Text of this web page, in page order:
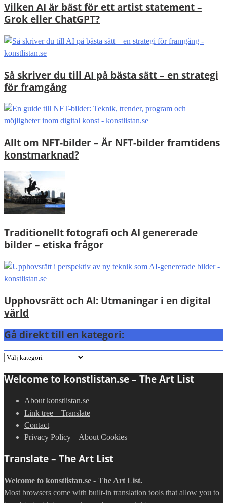
Vilken AI är bäst för ett artist statement –
Grok eller ChatGPT?
Så skriver du till AI på bästa sätt – en strategi
för framgång
Allt om NFT-bilder – Är NFT-bilder framtidens
konstmarknad?
Traditionellt fotografi och AI genererade
bilder – etiska frågor
Upphovsrätt och AI: Utmaningar i en digital
värld
Gå direkt till en kategori:
Gå
till
kategori:
Welcome to konstlistan.se – The Art List
About konstlistan.se
Link tree – Translate
Contact
Privacy Policy – About Cookies
Translate – The Art List
Welcome to konstlistan.se - The Art List.
Most browsers come with built-in translation tools that allow you to